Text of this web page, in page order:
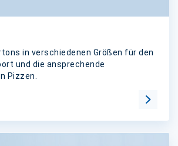
in verschiedenen Größen für den
und die ansprechende
Pizzen.
Zur